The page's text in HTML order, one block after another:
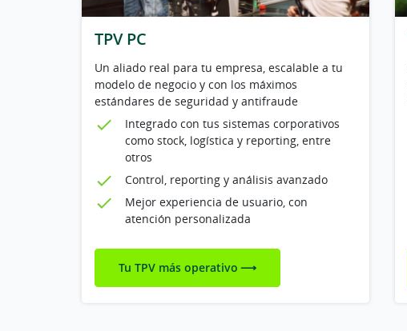
TPV PC
Un aliado real para tu empresa, escalable a tu
modelo de negocio y con los máximos
estándares de seguridad y antifraude
Integrado con tus sistemas corporativos
como stock, logística y reporting, entre
otros
Control, reporting y análisis avanzado
Mejor experiencia de usuario, con
atención personalizada
Tu TPV más operativo